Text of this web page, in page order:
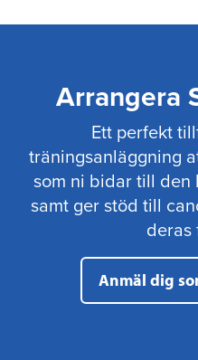
Arrangera
Ett perfekt
träningsanläggning
som ni bidar till den
samt ger stöd till
deras
Anmäl dig